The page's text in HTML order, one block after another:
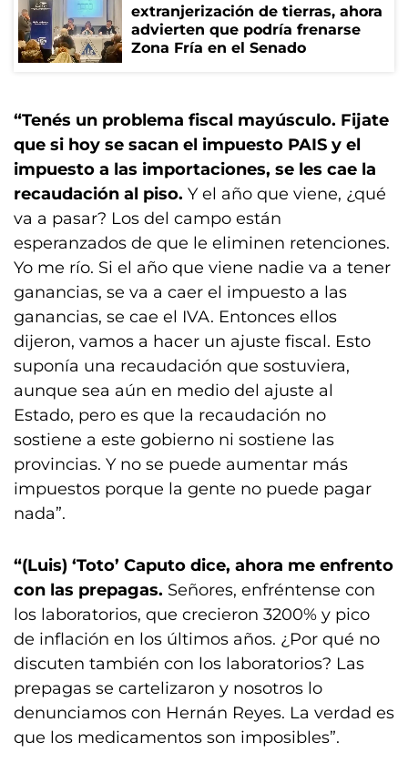
extranjerización de tierras, ahora
advierten que podría frenarse
Zona Fría en el Senado
“Tenés un problema fiscal mayúsculo. Fijate
que si hoy se sacan el impuesto PAIS y el
impuesto a las importaciones, se les cae la
recaudación al piso. Y el año que viene, ¿qué
va a pasar? Los del campo están
esperanzados de que le eliminen retenciones.
Yo me río. Si el año que viene nadie va a tener
ganancias, se va a caer el impuesto a las
ganancias, se cae el IVA. Entonces ellos
dijeron, vamos a hacer un ajuste fiscal. Esto
suponía una recaudación que sostuviera,
aunque sea aún en medio del ajuste al
Estado, pero es que la recaudación no
sostiene a este gobierno ni sostiene las
provincias. Y no se puede aumentar más
impuestos porque la gente no puede pagar
nada”.
“(Luis) ‘Toto’ Caputo dice, ahora me enfrento
con las prepagas. Señores, enfréntense con
los laboratorios, que crecieron 3200% y pico
de inflación en los últimos años. ¿Por qué no
discuten también con los laboratorios? Las
prepagas se cartelizaron y nosotros lo
denunciamos con Hernán Reyes. La verdad es
que los medicamentos son imposibles”.